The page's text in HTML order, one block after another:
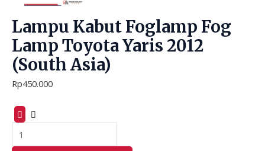
Lampu Kabut Foglamp Fog
Lamp Toyota Yaris 2012
(South Asia)
Rp450.000